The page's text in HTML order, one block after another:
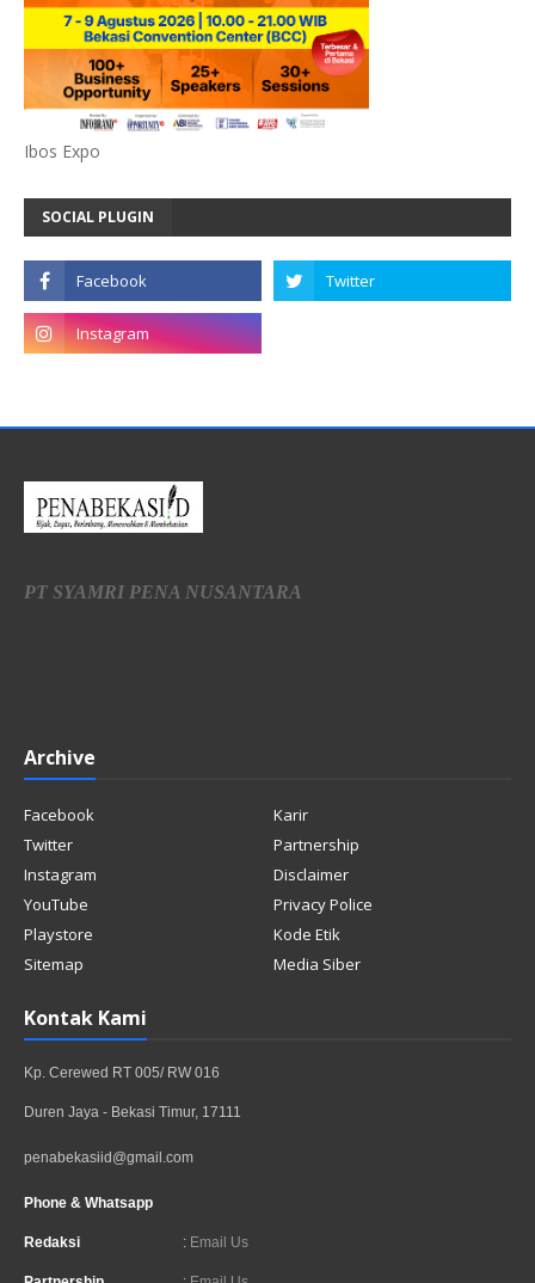
Ibos Expo
SOCIAL PLUGIN
PT SYAMRI PENA NUSANTARA
Archive
Facebook
Karir
Twitter
Partnership
Instagram
Disclaimer
YouTube
Privacy Police
Playstore
Kode Etik
Sitemap
Media Siber
Kontak Kami
Kp. Cerewed RT 005/ RW 016
Duren Jaya - Bekasi Timur, 17111
penabekasiid@gmail.com
Phone & Whatsapp
Redaksi : Email Us